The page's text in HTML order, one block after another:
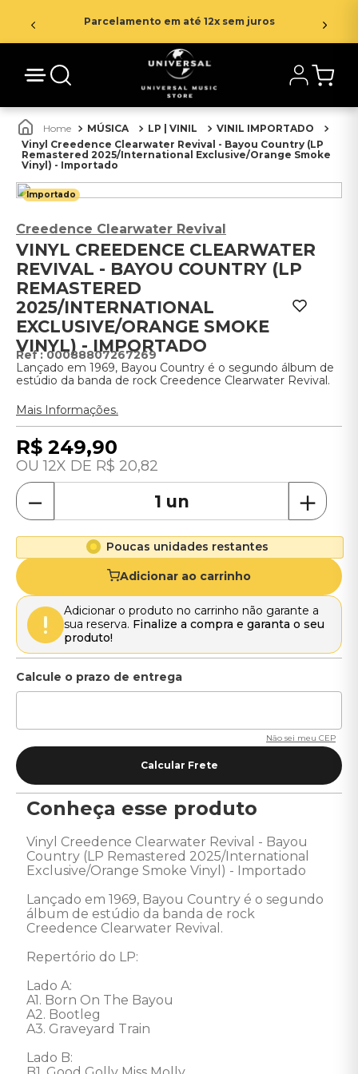
Parcelamento em até 12x sem juros
MÚSICA LP | VINIL
VINIL IMPORTADO
Vinyl Creedence Clearwater Revival - Bayou Country (LP
Remastered 2025/International Exclusive/Orange Smoke
Vinyl) - Importado
Importado
Creedence Clearwater Revival
VINYL CREEDENCE CLEARWATER
REVIVAL - BAYOU COUNTRY (LP
REMASTERED
2025/INTERNATIONAL
EXCLUSIVE/ORANGE SMOKE
VINYL) - IMPORTADO
:00088807267269
Lançado em 1969, Bayou Country é o segundo álbum de
estúdio da banda de rock Creedence Clearwater Revival.
Mais Informações.
R$ 249,90
12 R$ 20,82
＋
－
Poucas unidades restantes
Adicionar ao carrinho
Adicionar o produto no carrinho não garante a
sua reserva. Finalize a compra e garanta o seu
produto!
Não sei meu CEP
Conheça esse produto
Vinyl Creedence Clearwater Revival - Bayou
Country (LP Remastered 2025/International
Exclusive/Orange Smoke Vinyl) - Importado
Lançado em 1969, Bayou Country é o segundo
álbum de estúdio da banda de rock
Creedence Clearwater Revival.
Repertório do LP:
Lado A:
A1. Born On The Bayou
A2. Bootleg
A3. Graveyard Train
Lado B: